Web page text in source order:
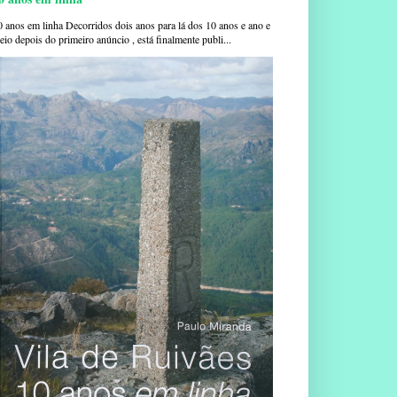
anos em linha Decorridos dois anos para lá dos 10 anos e ano e
depois do primeiro anúncio , está finalmente publi...